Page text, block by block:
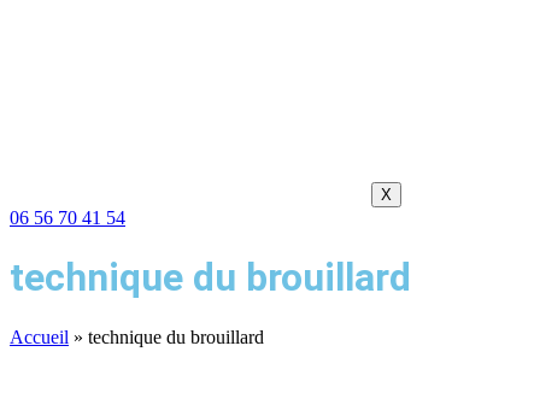
X
06 56 70 41 54
technique du brouillard
Accueil » technique du brouillard